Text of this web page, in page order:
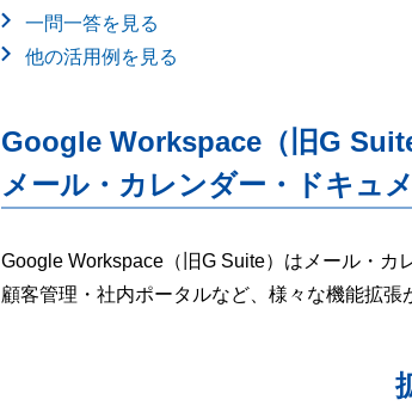
一問一答を見る
他の活用例を見る
Google Workspace（旧G
メール・カレンダー・ドキュ
Google Workspace（旧G Suite）はメール・カ
顧客管理・社内ポータルなど、様々な機能拡張